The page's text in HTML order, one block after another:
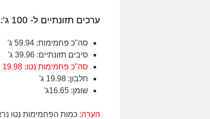
ערכים תזונתיים ל- 100 ג':
סה"כ פחמימות: 59.94 ג'
סיבים תזונתיים: 39.96 ג'
סה"כ פחמימות נטו: 19.98
חלבון: 19.98 ג'
שומן: 16.65ג'
הערה: כמות הפחמימות נטו